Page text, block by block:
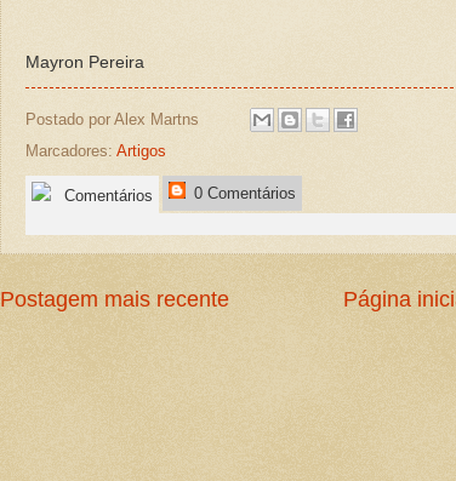
Mayron Pereira
Postado por Alex Martns
Marcadores: Artigos
Comentários 0 Comentários
Postagem mais recente Página